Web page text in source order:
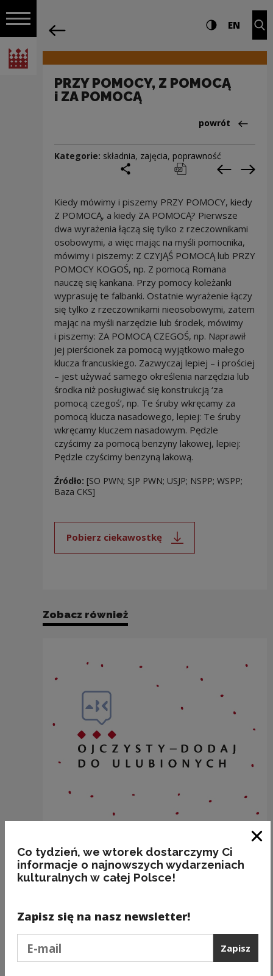
Włącz nawigację
Narodowe Centrum Kultury
Nawigacja Ustawienia i Wysoki
EN
PRZY POMOCY, Z POMOCĄ
i ZA POMOCĄ
Powrót
powrót
Kategorie: składnia, zajęcia, poprawność
podziel się
drukuj pobierz
Kiedy mówimy i piszemy PRZY POMOCY, kiedy
Z POMOCĄ, a kiedy ZA POMOCĄ? Pierwsze
dwa wyrażenia łączą się tylko z rzeczownikami
osobowymi, a więc mając na myśli pomocnika,
mówimy i piszemy: Z CZYJĄŚ POMOCĄ lub PRZY
POMOCY KOGOŚ, np. Z pomocą Romana
nauczę się kankana. Przy pomocy koleżanki
wyprasuję te falbanki. Ostatnie wyrażenie łączy
się tylko z rzeczownikami nieosobowymi, zatem
mając na myśli narzędzie lub środek, mówimy
i piszemy: ZA POMOCĄ CZEGOŚ, np. Naprawił
jej pierścionek za pomocą wyjątkowo małego
klucza francuskiego. Zazwyczaj lepiej – i prościej
– jest używać samego określenia narzędzia lub
środka niż posługiwać się konstrukcją ‘za
pomocą czegoś’, np. Te śruby wkręcamy za
pomocą klucza nasadowego, lepiej: Te śruby
wkręcamy kluczem nasadowym. Pędzle
czyścimy za pomocą benzyny lakowej, lepiej:
Pędzle czyścimy benzyną lakową.
Źródło: [SO PWN; SJP PWN; USJP; NSPP; WSPP;
Baza CKS]
Pobierz ciekawostkę
Uwaga, link zostanie otwarty
Zobacz również
BAKALIE
Poprzedni slajd
Co tydzień, we wtorek dostarczymy Ci
informacje o najnowszych wydarzeniach
kulturalnych w całej Polsce!
Zapisz się na nasz newsletter!
Zapisz